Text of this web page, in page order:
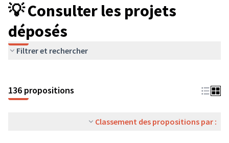
💡 Consulter les projets
déposés
Filtrer et rechercher
136 propositions
Classement des propositions par :